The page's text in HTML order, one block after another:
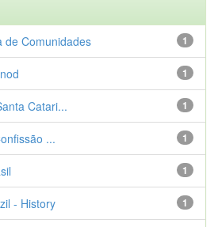
1
de Comunidades
1
1
Catari...
1
...
1
1
- History